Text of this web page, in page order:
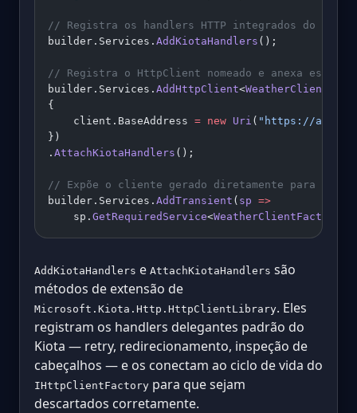
// Registra os handlers HTTP integrados do
builder.Services. AddKiotaHandlers ();
// Registra o HttpClient nomeado e anexa esses
builder.Services. AddHttpClient<
{
    client.BaseAddress
= new Uri ( "https://
})
. AttachKiotaHandlers ();
// Expõe o cliente gerado diretamente para
builder.Services. AddTransient ( sp =>
    sp.
GetRequiredService<WeatherClientFactory
AddKiotaHandlers e AttachKiotaHandlers são
métodos de extensão de
Microsoft.Kiota.Http.HttpClientLibrary. Eles
registram os handlers delegantes padrão do
Kiota — retry, redirecionamento, inspeção de
cabeçalhos — e os conectam ao ciclo de vida do
IHttpClientFactory para que sejam
descartados corretamente.